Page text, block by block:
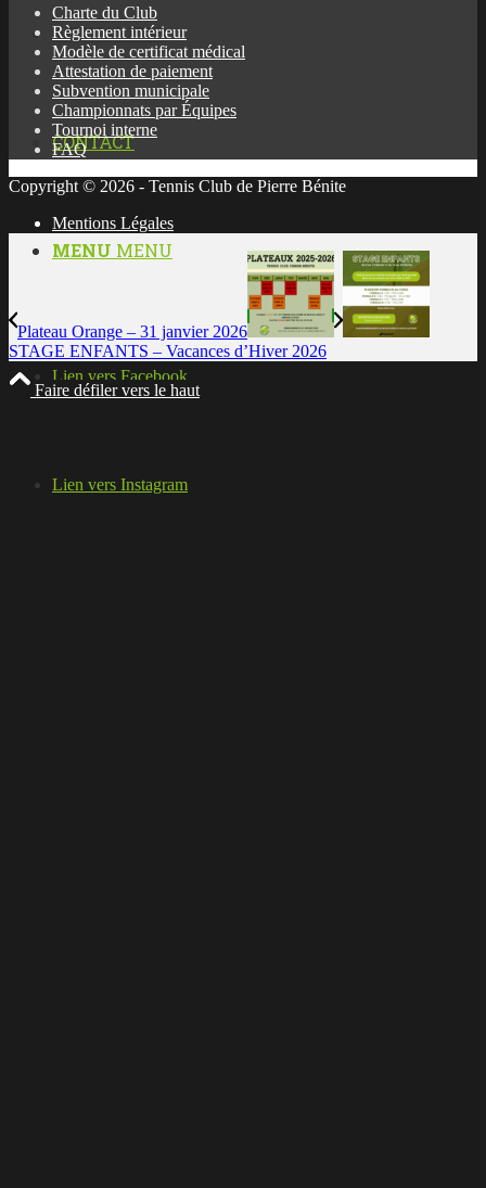
ACTUALITÉS
CONTACT
MENU MENU
Lien vers Facebook
Lien vers Instagram
Charte du Club
Règlement intérieur
Modèle de certificat médical
Attestation de paiement
Subvention municipale
Championnats par Équipes
Tournoi interne
FAQ
Copyright © 2026 - Tennis Club de Pierre Bénite
Mentions Légales
Plateau Orange – 31 janvier 2026
STAGE ENFANTS – Vacances d’Hiver 2026
Faire défiler vers le haut